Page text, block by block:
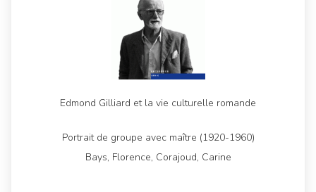
Edmond Gilliard et la vie culturelle romande
Portrait de groupe avec maître (1920-1960)
Bays, Florence, Corajoud, Carine